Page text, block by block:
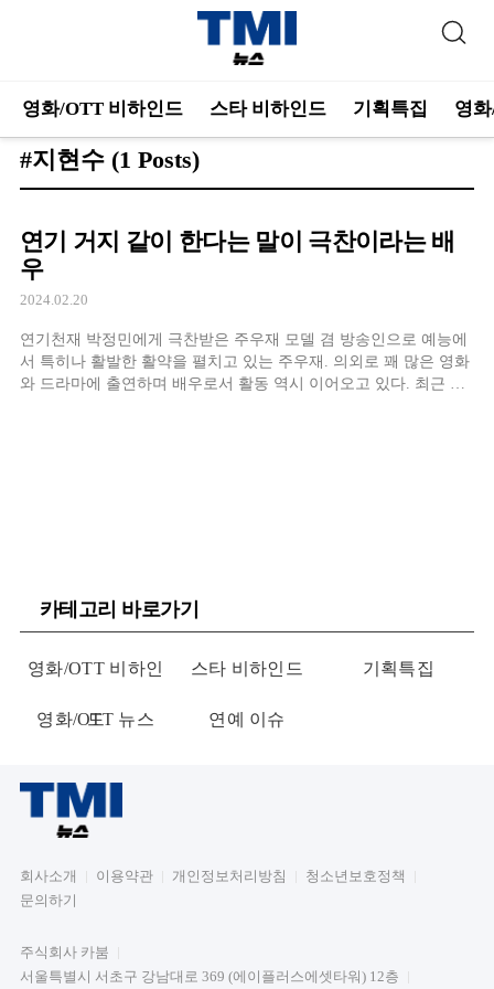
영화/OTT 비하인드 스타 비하인드 기획특집 영
#지현수 (1 Posts)
연기 거지 같이 한다는 말이 극찬이라는 배
우
2024.02.20
연기천재 박정민에게 극찬받은 주우재 모델 겸 방송인으로 예능에
서 특히나 활발한 활약을 펼치고 있는 주우재. 의외로 꽤 많은 영화
와 드라마에 출연하며 배우로서 활동 역시 이어오고 있다. 최근 인
카테고리 바로가기
영화/OTT 비하인
드
스타 비하인드 기획특집
영화/OTT 뉴스 연예 이슈
회사소개 이용약관 개인정보처리방침
청소년보호정책
문의하기
주식회사 카붐
서울특별시 서초구 강남대로 369 (에이플러스에셋타워) 12층